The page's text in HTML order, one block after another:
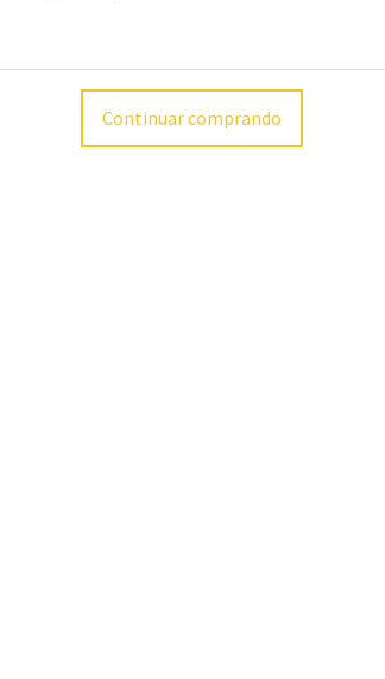
Continuar comprando